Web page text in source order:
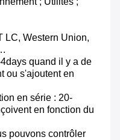
LC, Western Union,
quand il y a de
ou s'ajoutent en
en série : 20-
en fonction du
pouvons contrôler